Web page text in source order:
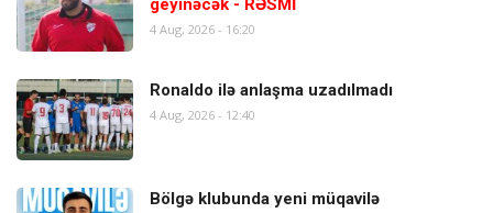
geyinəcək - RƏSMİ
4 Aug, 2026 - 16:20
Ronaldo ilə anlaşma uzadılmadı
4 Aug, 2026 - 12:40
Bölgə klubunda yeni müqavilə